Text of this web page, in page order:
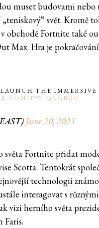
muset budovami
svět. Kromě
obchodě Fortnite také
Max. Hra je
THE IMMERSIVE
P9SJQCGBQC
June 20, 2023
světa Fortnite přidat
Scotta. Tentokrát
technologii
interagovat s různými
vizi herního světa